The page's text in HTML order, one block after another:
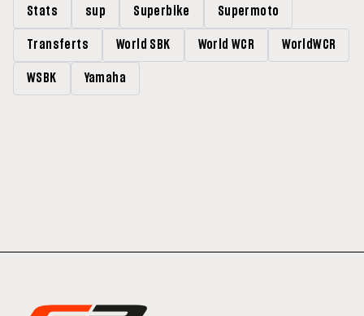
Stats sup Superbike Supermoto
Transferts World SBK World WCR WorldWCR
WSBK Yamaha